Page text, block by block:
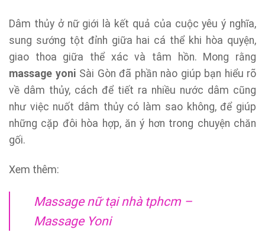
Dâm thủy ở nữ giới là kết quả của cuộc yêu ý nghĩa,
sung sướng tột đỉnh giữa hai cá thể khi hòa quyện,
giao thoa giữa thể xác và tâm hồn. Mong rằng
massage yoni Sài Gòn đã phần nào giúp bạn hiểu rõ
về dâm thủy, cách để tiết ra nhiều nước dâm cũng
như việc nuốt dâm thủy có làm sao không, để giúp
những cặp đôi hòa hợp, ăn ý hơn trong chuyện chăn
gối.
Xem thêm:
Massage nữ tại nhà tphcm –
Massage Yoni